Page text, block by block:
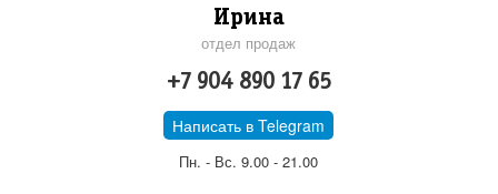
Ирина
отдел продаж
+7 904 890 17 65
Написать в Telegram
Пн. - Вс. 9.00 - 21.00